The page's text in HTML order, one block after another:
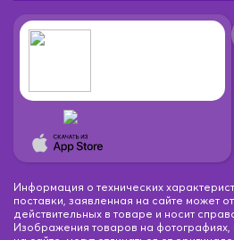
Информация о технических
поставки, заявленная на сайте может
действительных в товаре и носит
Изображения товаров на фотографиях,